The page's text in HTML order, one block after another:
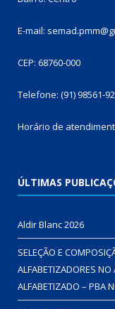
E-mail:
CEP: 68760-000
Telefone: (91) 98561-
Horário de
ÚLTIMAS
Aldir Blanc 2026
SELEÇÃO E
ALFABETIZADORES
ALFABETIZADO – PBA